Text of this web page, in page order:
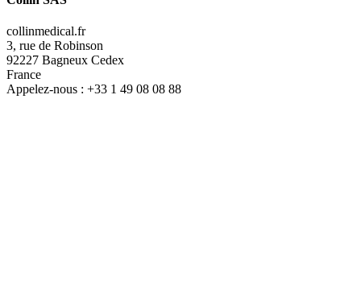
collinmedical.fr
3, rue de Robinson
92227 Bagneux Cedex
France
Appelez-nous : +33 1 49 08 08 88